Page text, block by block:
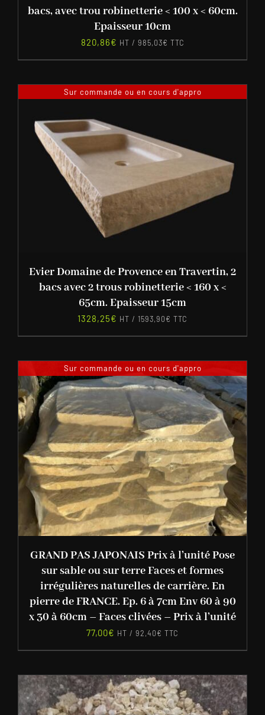
bacs, avec trou robinetterie < 100 x < 60cm.
Epaisseur 10cm
820,86€ HT / 985,03€ TTC
Sur commande ou en cours d'appro
Evier Domaine de Provence en Travertin, 2
bacs avec 2 trous robinetterie < 160 x <
65cm. Epaisseur 15cm
1328,25€ HT / 1593,90€ TTC
Sur commande ou en cours d'appro
GRAND PAS JAPONAIS Prix à l’unité Pose
sur sable ou sur terre Faces et formes
irrégulières naturelles de carrière. En
pierre de FRANCE. Ep. 6 à 7cm Env 60 à 90
x 30 à 60cm – Faces clivées – Prix à l’unité
77,00€ HT / 92,40€ TTC